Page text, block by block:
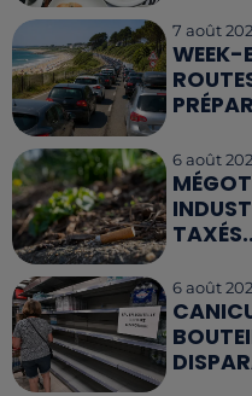
7 août
WEEK-
6 août
6 août